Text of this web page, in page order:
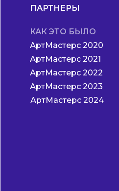
ПАРТНЕРЫ
КАК ЭТО БЫЛО
АртМастерс 2020
АртМастерс 2021
АртМастерс 2022
АртМастерс 2023
АртМастерс 2024